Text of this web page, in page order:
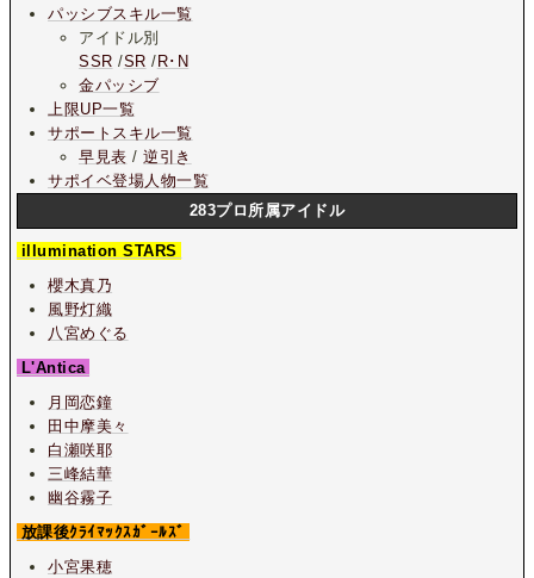
パッシブスキル一覧
アイドル別
SSR /SR /R･N
金パッシブ
上限UP一覧
サポートスキル一覧
早見表 /逆引き
サポイベ登場人物一覧
283プロ所属アイドル
illumination STARS
櫻木真乃
風野灯織
八宮めぐる
L'Antica
月岡恋鐘
田中摩美々
白瀬咲耶
三峰結華
幽谷霧子
放課後ｸﾗｲﾏｯｸｽｶﾞｰﾙｽﾞ
小宮果穂